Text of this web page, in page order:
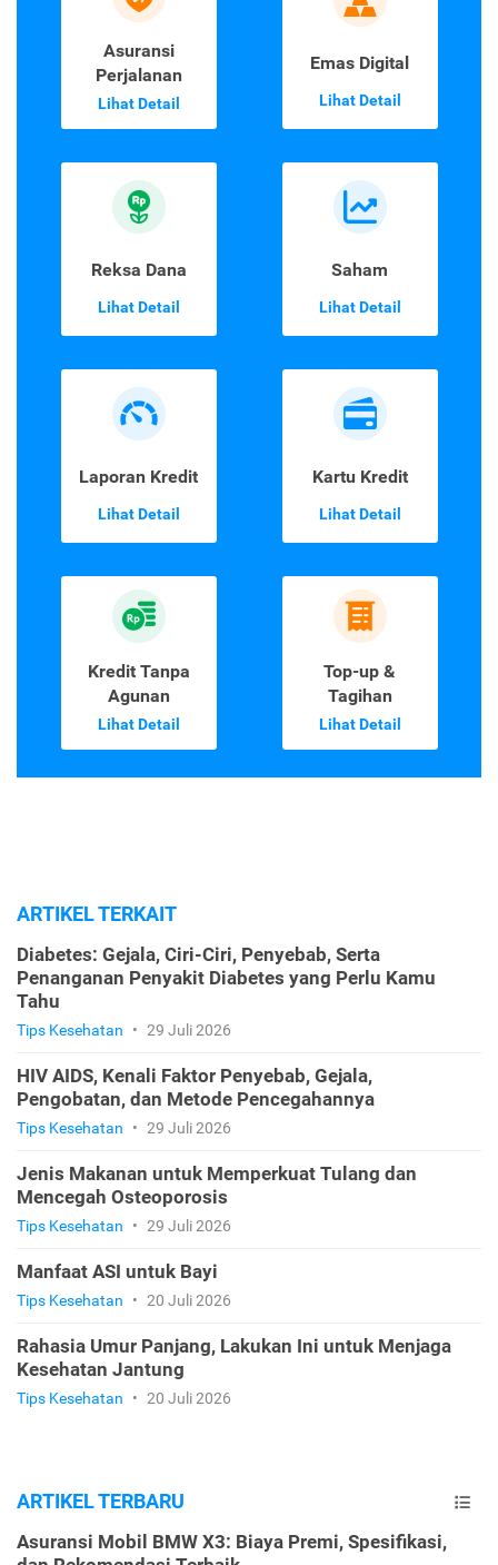
Asuransi
Perjalanan
Lihat Detail
Emas Digital
Lihat Detail
Reksa Dana
Lihat Detail
Saham
Lihat Detail
Laporan Kredit
Lihat Detail
Kartu Kredit
Lihat Detail
Kredit Tanpa
Agunan
Lihat Detail
Top-up &
Tagihan
Lihat Detail
ARTIKEL TERKAIT
Diabetes: Gejala, Ciri-Ciri, Penyebab, Serta
Penanganan Penyakit Diabetes yang Perlu Kamu
Tahu
Tips Kesehatan • 29 Juli 2026
HIV AIDS, Kenali Faktor Penyebab, Gejala,
Pengobatan, dan Metode Pencegahannya
Tips Kesehatan • 29 Juli 2026
Jenis Makanan untuk Memperkuat Tulang dan
Mencegah Osteoporosis
Tips Kesehatan • 29 Juli 2026
Manfaat ASI untuk Bayi
Tips Kesehatan • 20 Juli 2026
Rahasia Umur Panjang, Lakukan Ini untuk Menjaga
Kesehatan Jantung
Tips Kesehatan • 20 Juli 2026
ARTIKEL TERBARU
Asuransi Mobil BMW X3: Biaya Premi, Spesifikasi,